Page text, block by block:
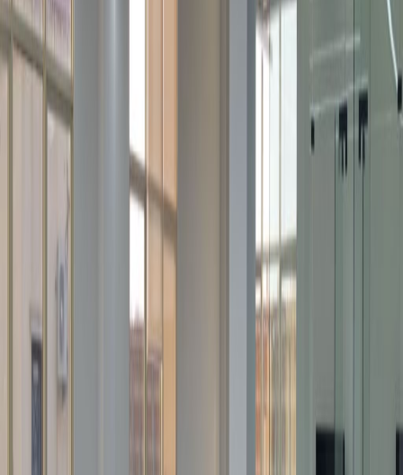
مساحة المكتب
مساحة مكتبية عملية للفرق بجميع أحجامها
SAR 2899
مكاتب العمل المشترك
SAR شخص/شهر
يقع مركز أعمال ريجس الرياض الملقا في منطقة أصبحت
تحظى بشعبية متزايدة بين الشركات في المملكة العربية
السعودية، وهو مركز أعمال أنيق يبعُد أقل من 20 دقيقة
عن مطار الملك خالد الدولي. ولمَّا كان مركز أعمال ريجس
الرياض الملقا يتميز بمرافق رائعة وإمكانية الاستخدام على
في درجة الحرارة للشعور بالانتعاش، فإنه يرحب بالشركات
ورجال الأعمال الذين يبحثون عن منطقة أكثر هدوءًا في